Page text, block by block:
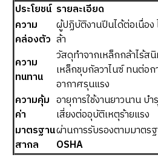
ประโยชน์ รายละเอียด
ความ
คล่องตัว
ผู้ปฏิบัติงานปีนได้ต่อเนื่อง
ล้า
ความ
ทนทาน
วัสดุทำจากเหล็กกล้าไร้ส
เหล็กชุบกัลวาไนซ์ ทนต่อ
อากาศรุนแรง
ความคุ้ม
ค่า
อายุการใช้งานยาวนาน บ
เสี่ยงต่ออุบัติเหตุร้ายแรง
มาตรฐาน
สากล
ผ่านการรับรองตามมาตร
OSHA